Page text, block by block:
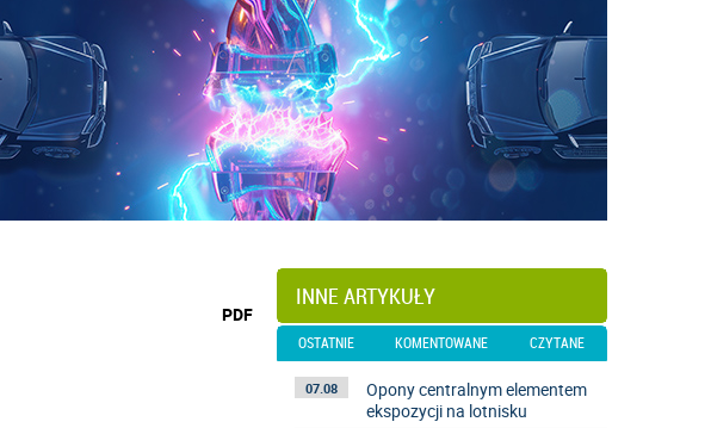
wydrukuj
podstronę
PDF
INNE ARTYKUŁY
OSTATNIE KOMENTOWANE CZYTANE
07.08
Opony centralnym elementem
ekspozycji na lotnisku